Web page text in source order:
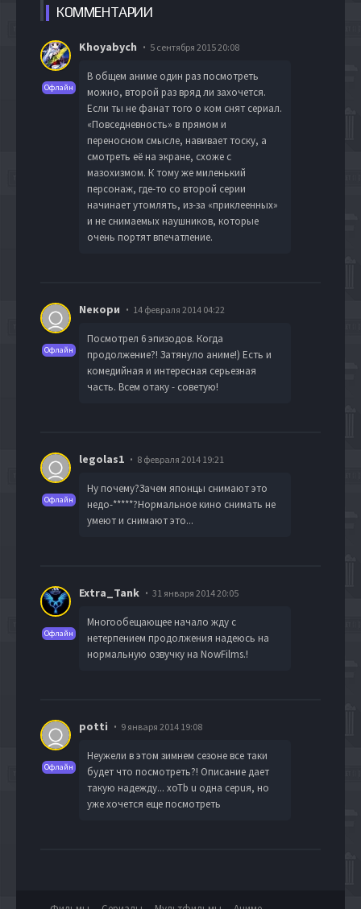
КОММЕНТАРИИ
Офлайн
Khoyabych 5 сентября 2015 20:08
В общем аниме один раз посмотреть
можно, второй раз вряд ли захочется.
Если ты не фанат того о ком снят сериал.
«Повседневность» в прямом и
переносном смысле, навивает тоску, а
смотреть её на экране, схоже с
мазохизмом. К тому же миленький
персонаж, где-то со второй серии
начинает утомлять, из-за «приклеенных»
и не снимаемых наушников, которые
очень портят впечатление.
Офлайн
Neкoри 14 февраля 2014 04:22
Посмотрел 6 эпизодов. Когда
продолжение?! Затянуло аниме!) Есть и
комедийная и интересная серьезная
часть. Всем отаку - советую!
Офлайн
legolas1 8 февраля 2014 19:21
Ну почему?Зачем японцы снимают это
недо-*****?Нормальное кино снимать не
умеют и снимают это...
Офлайн
Extra_Tank 31 января 2014 20:05
Многообещающее начало жду с
нетерпением продолжения надеюсь на
нормальную озвучку на NowFilms.!
Офлайн
potti 9 января 2014 19:08
Неужели в этом зимнем сезоне все таки
будет что посмотреть?! Описание дает
такую надежду... xoTb u oднa cepuя, но
уже хочется еще посмотреть